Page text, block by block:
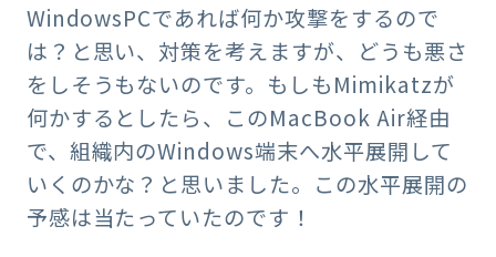
WindowsPCであれば何か攻撃をするので
は？と思い、対策を考えますが、どうも悪さ
をしそうもないのです。もしもMimikatzが
何かするとしたら、このMacBook Air経由
で、組織内のWindows端末へ水平展開して
いくのかな？と思いました。この水平展開の
予感は当たっていたのです！